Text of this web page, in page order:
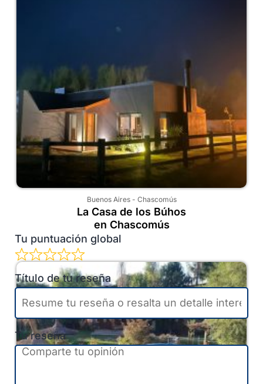
Buenos Aires- Chascomús
La Casa de los Búhos
en Chascomús
Tu puntuación global
Título de tu reseña
Tu reseña